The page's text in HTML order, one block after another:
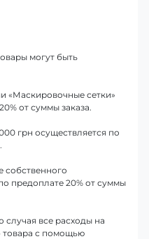
могут быть
«Маскировочные сетки»
от суммы заказа.
грн осуществляется по
собственного
предоплате 20% от суммы
случая все расходы на
товара с помощью